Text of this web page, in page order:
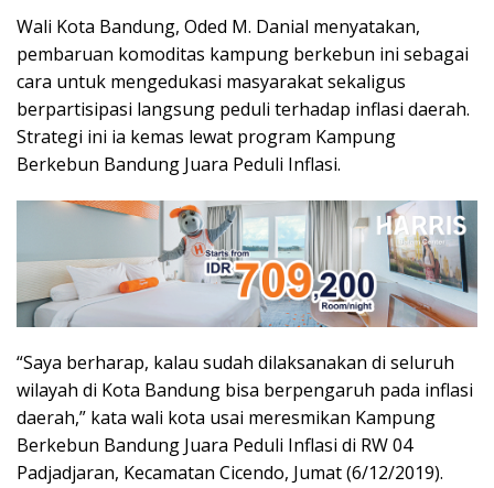
Wali Kota Bandung, Oded M. Danial menyatakan,
pembaruan komoditas kampung berkebun ini sebagai
cara untuk mengedukasi masyarakat sekaligus
berpartisipasi langsung peduli terhadap inflasi daerah.
Strategi ini ia kemas lewat program Kampung
Berkebun Bandung Juara Peduli Inflasi.
“Saya berharap, kalau sudah dilaksanakan di seluruh
wilayah di Kota Bandung bisa berpengaruh pada inflasi
daerah,” kata wali kota usai meresmikan Kampung
Berkebun Bandung Juara Peduli Inflasi di RW 04
Padjadjaran, Kecamatan Cicendo, Jumat (6/12/2019).